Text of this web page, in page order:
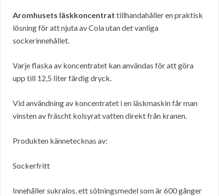
Aromhusets läskkoncentrat tillhandahåller en praktisk
lösning för att njuta av Cola utan det vanliga
sockerinnehållet.
Varje flaska av koncentratet kan användas för att göra
upp till 12,5 liter färdig dryck.
Vid användning av koncentratet i en läskmaskin får man
vinsten av fräscht kolsyrat vatten direkt från kranen.
Produkten kännetecknas av:
Sockerfritt
Innehåller sukralos, ett sötningsmedel som är 600 gånger